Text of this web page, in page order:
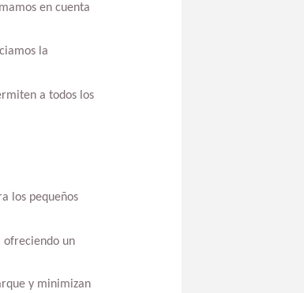
en cuenta
la
a todos los
los pequeños
ofreciendo un
y minimizan